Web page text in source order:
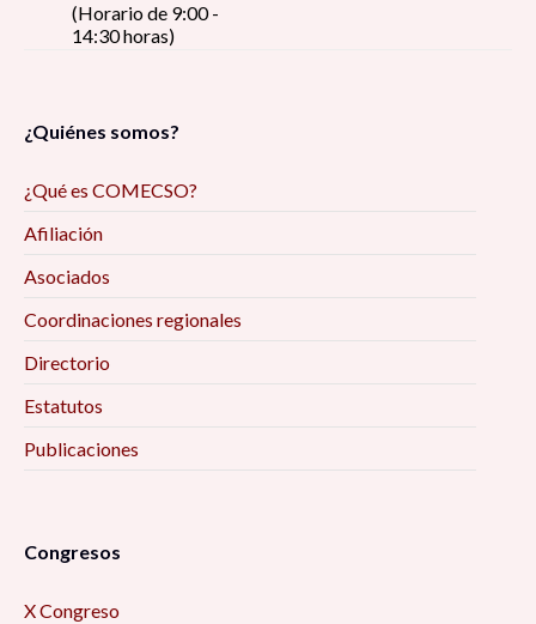
(Horario de 9:00 -
14:30 horas)
¿Quiénes somos?
¿Qué es COMECSO?
Afiliación
Asociados
Coordinaciones regionales
Directorio
Estatutos
Publicaciones
Congresos
X Congreso